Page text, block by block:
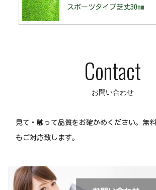
スポーツタイプ芝丈30mm
Contact
お問い合わせ
見て・触って品質をお確かめください。無
もご対応致します。